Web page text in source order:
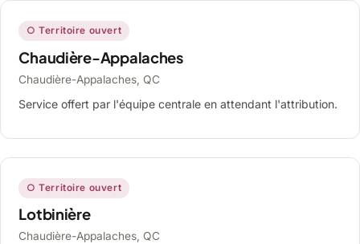
○ Territoire ouvert
Chaudière-Appalaches
Chaudière-Appalaches, QC
Service offert par l'équipe centrale en attendant l'attribution.
○ Territoire ouvert
Lotbinière
Chaudière-Appalaches, QC